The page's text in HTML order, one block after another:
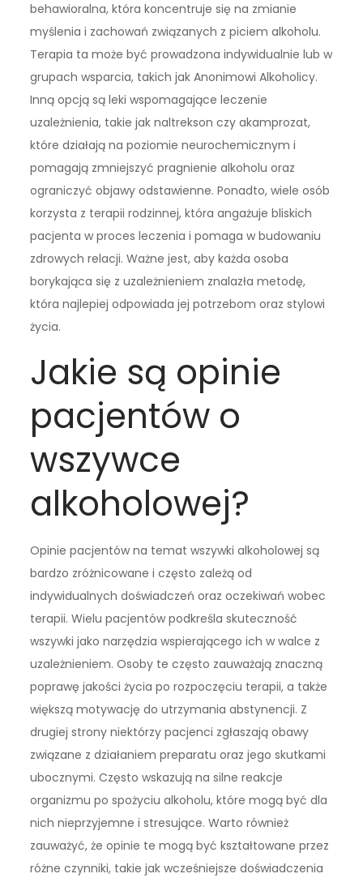
behawioralna, która koncentruje się na zmianie
myślenia i zachowań związanych z piciem alkoholu.
Terapia ta może być prowadzona indywidualnie lub w
grupach wsparcia, takich jak Anonimowi Alkoholicy.
Inną opcją są leki wspomagające leczenie
uzależnienia, takie jak naltrekson czy akamprozat,
które działają na poziomie neurochemicznym i
pomagają zmniejszyć pragnienie alkoholu oraz
ograniczyć objawy odstawienne. Ponadto, wiele osób
korzysta z terapii rodzinnej, która angażuje bliskich
pacjenta w proces leczenia i pomaga w budowaniu
zdrowych relacji. Ważne jest, aby każda osoba
borykająca się z uzależnieniem znalazła metodę,
która najlepiej odpowiada jej potrzebom oraz stylowi
życia.
Jakie są opinie
pacjentów o
wszywce
alkoholowej?
Opinie pacjentów na temat wszywki alkoholowej są
bardzo zróżnicowane i często zależą od
indywidualnych doświadczeń oraz oczekiwań wobec
terapii. Wielu pacjentów podkreśla skuteczność
wszywki jako narzędzia wspierającego ich w walce z
uzależnieniem. Osoby te często zauważają znaczną
poprawę jakości życia po rozpoczęciu terapii, a także
większą motywację do utrzymania abstynencji. Z
drugiej strony niektórzy pacjenci zgłaszają obawy
związane z działaniem preparatu oraz jego skutkami
ubocznymi. Często wskazują na silne reakcje
organizmu po spożyciu alkoholu, które mogą być dla
nich nieprzyjemne i stresujące. Warto również
zauważyć, że opinie te mogą być kształtowane przez
różne czynniki, takie jak wcześniejsze doświadczenia